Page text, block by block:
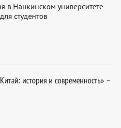
в Нанкинском университете
студентов
история и современность» –